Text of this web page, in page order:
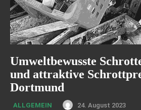
Umweltbewusste
und attraktive
Dortmund
ALLGEMEIN
24. August 2023